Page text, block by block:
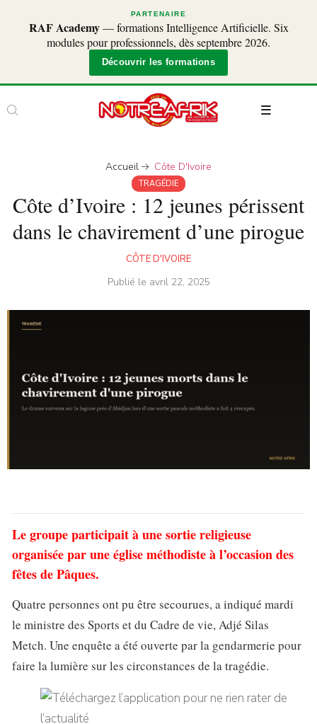
PARTENAIRE
RAF Academy— formations Intelligence Artificielle. Six
modules pour professionnels, dès septembre 2026.
Découvrir les formations
Accueil Côte D'Ivoire
TRAGÉDIE
Côte d’Ivoire : 12 jeunes périssent
dans le chavirement d’une pirogue
CÔTE D'IVOIRE
Publié le avril 22, 2025
Le groupe participait à une sortie religieuse
organisée par une église méthodiste à l’occasion des
fêtes de Pâques.
Quatre personnes ont pu être secourues, a indiqué mardi
le ministre des Sports et du Cadre de vie, Adjé Silas
Metch. Une enquête a été ouverte par la gendarmerie pour
faire la lumière sur les circonstances de la tragédie.